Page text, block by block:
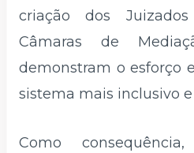
criação dos
Câmaras de
demonstram o esforço
sistema mais inclusivo e
Como